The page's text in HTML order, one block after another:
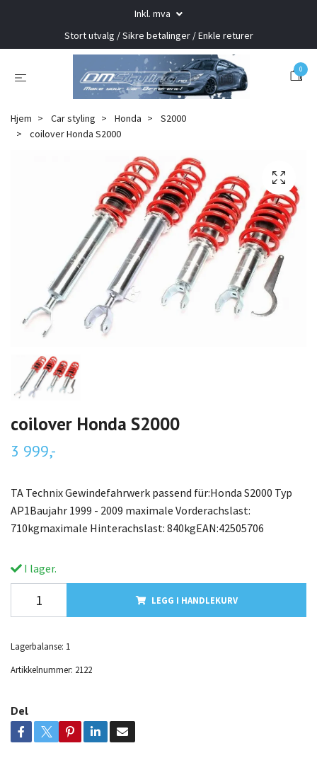
Inkl. mva
Stort utvalg / Sikre betalinger / Enkle returer
0
Hjem Car styling Honda
S2000
coilover Honda S2000
coilover Honda S2000
3 999,-
TA Technix Gewindefahrwerk passend für:Honda S2000 Typ
AP1Baujahr 1999 - 2009 maximale Vorderachslast:
710kgmaximale Hinterachslast: 840kgEAN:42505706
I lager.
LEGG I HANDLEKURV
Lagerbalanse: 1
Artikkelnummer: 2122
Del